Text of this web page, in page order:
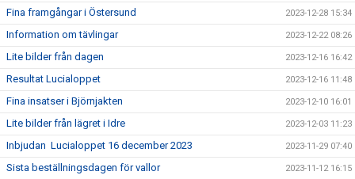
Fina framgångar i Östersund 2023-12-28 15:34
Information om tävlingar 2023-12-22 08:26
Lite bilder från dagen 2023-12-16 16:42
Resultat Lucialoppet 2023-12-16 11:48
Fina insatser i Björnjakten 2023-12-10 16:01
Lite bilder från lägret i Idre 2023-12-03 11:23
Inbjudan Lucialoppet 16 december 2023 2023-11-29 07:40
Sista beställningsdagen för vallor 2023-11-12 16:15